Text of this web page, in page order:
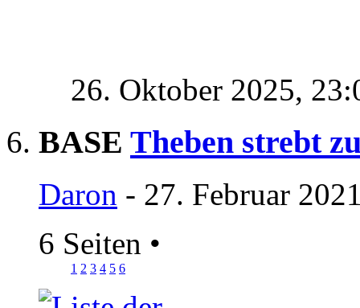
26. Oktober 2025,
BASE Theben strebt
Daron - 27. Februar
6 Seiten •
1 2 3 4 5 6